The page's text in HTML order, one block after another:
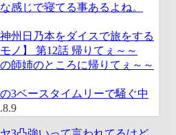
感じで寝てる事あるよね。
州日乃本をダイスで旅をする
ノ】 第12話 帰りてぇ～～
師姉のところに帰りてぇ～～
3ベースタイムリーで騒ぐ中